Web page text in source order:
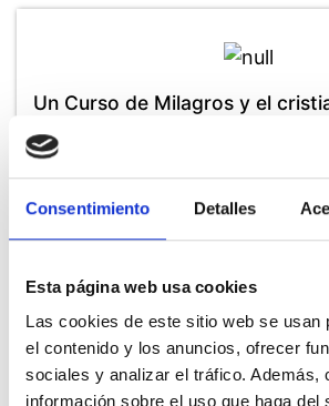
Consentimiento Detalles
Esta página web usa cookies
Las cookies de este sitio web se usan
el contenido y los anuncios, ofrecer
sociales y analizar el tráfico. Además,
información sobre el uso que haga del
Un Curso de Milagros y el
Autor: Kenneth Wapnick
Foundation for a Course in
Las etapas de nuestro viaje